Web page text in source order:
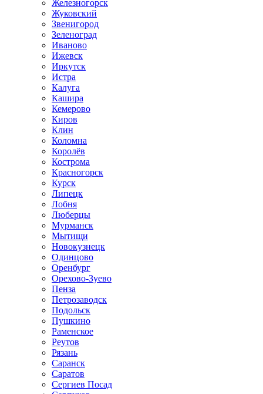
Железногорск
Жуковский
Звенигород
Зеленоград
Иваново
Ижевск
Иркутск
Истра
Калуга
Кашира
Кемерово
Киров
Клин
Коломна
Королёв
Кострома
Красногорск
Курск
Липецк
Лобня
Люберцы
Мурманск
Мытищи
Новокузнецк
Одинцово
Оренбург
Орехово-Зуево
Пенза
Петрозаводск
Подольск
Пушкино
Раменское
Реутов
Рязань
Саранск
Саратов
Сергиев Посад